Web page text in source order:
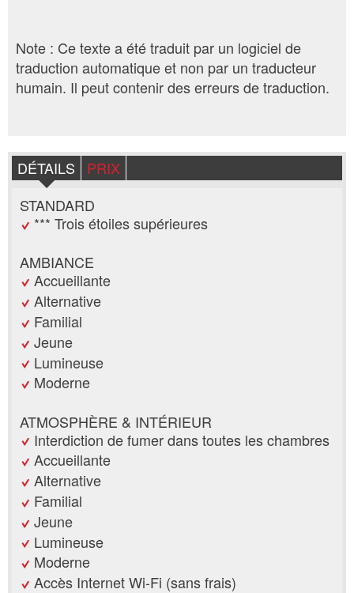
Note : Ce texte a été traduit par un logiciel de
traduction automatique et non par un traducteur
humain. Il peut contenir des erreurs de traduction.
DÉTAILS
PRIX
STANDARD
*** Trois étoiles supérieures
AMBIANCE
Accueillante
Alternative
Familial
Jeune
Lumineuse
Moderne
ATMOSPHÈRE & INTÉRIEUR
Interdiction de fumer dans toutes les chambres
Accueillante
Alternative
Familial
Jeune
Lumineuse
Moderne
Accès Internet Wi-Fi (sans frais)